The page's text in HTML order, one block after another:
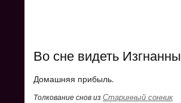
Во сне видеть
Домашняя прибыль.
Толкование снов изСтаринный сонник